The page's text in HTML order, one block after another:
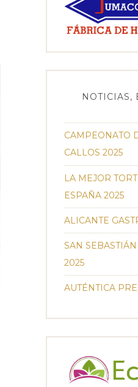
NOTICIAS,
CAMPEONATO
CALLOS 2025
LA MEJOR
ESPAÑA 2025
ALICANTE
SAN
2025
AUTÉNTICA